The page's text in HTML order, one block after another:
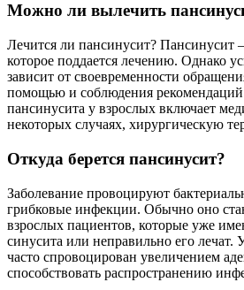
Можно ли вылечить
Лечится ли пансинусит? Пансинусит
которое поддается лечению. Однако
зависит от своевременности
помощью и соблюдения рекомендаций
пансинусита у взрослых включает
некоторых случаях, хирургическую
Откуда берется пансинусит?
Заболевание провоцируют
грибковые инфекции. Обычно оно
взрослых пациентов, которые уже
синусита или неправильно его лечат.
часто спровоцирован увеличением
способствовать распространению